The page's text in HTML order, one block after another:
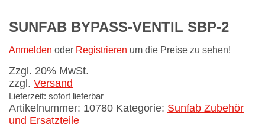
SUNFAB BYPASS-VENTIL SBP-2
Anmelden oder Registrieren um die Preise zu sehen!
Zzgl. 20% MwSt.
zzgl. Versand
Lieferzeit: sofort lieferbar
Artikelnummer: 10780 Kategorie: Sunfab Zubehör
und Ersatzteile